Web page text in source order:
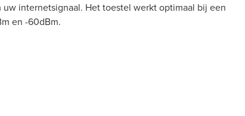
internetsignaal. Het toestel werkt optimaal bij een
en -60dBm.